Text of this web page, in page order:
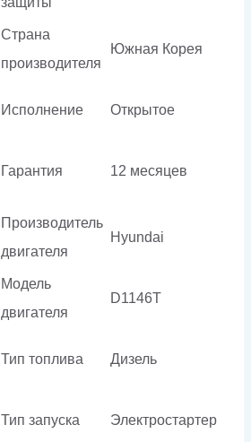
Страна
производителя
Южная Корея
Исполнение Открытое
Гарантия 12 месяцев
Производитель
двигателя
Hyundai
Модель
двигателя
D1146T
Тип топлива Дизель
Тип запуска Электростартер